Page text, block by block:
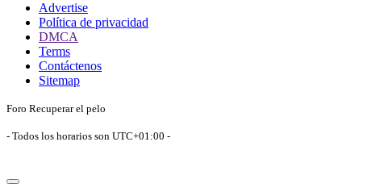
Advertise
Política de privacidad
DMCA
Terms
Contáctenos
Sitemap
Foro Recuperar el pelo
- Todos los horarios son UTC+01:00 -